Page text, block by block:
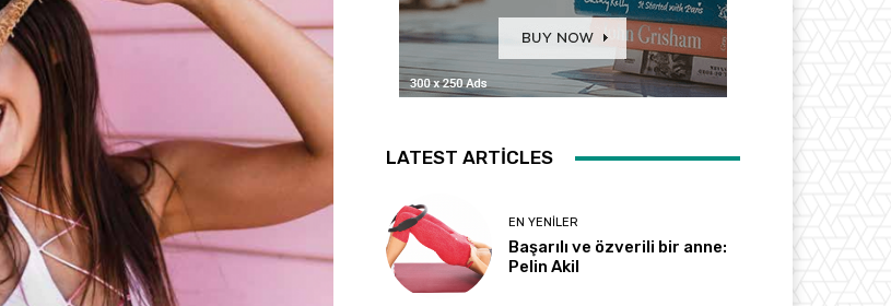
LATEST ARTICLES
EN YENILER
Başarılı ve özverili bir anne:
Pelin Akil